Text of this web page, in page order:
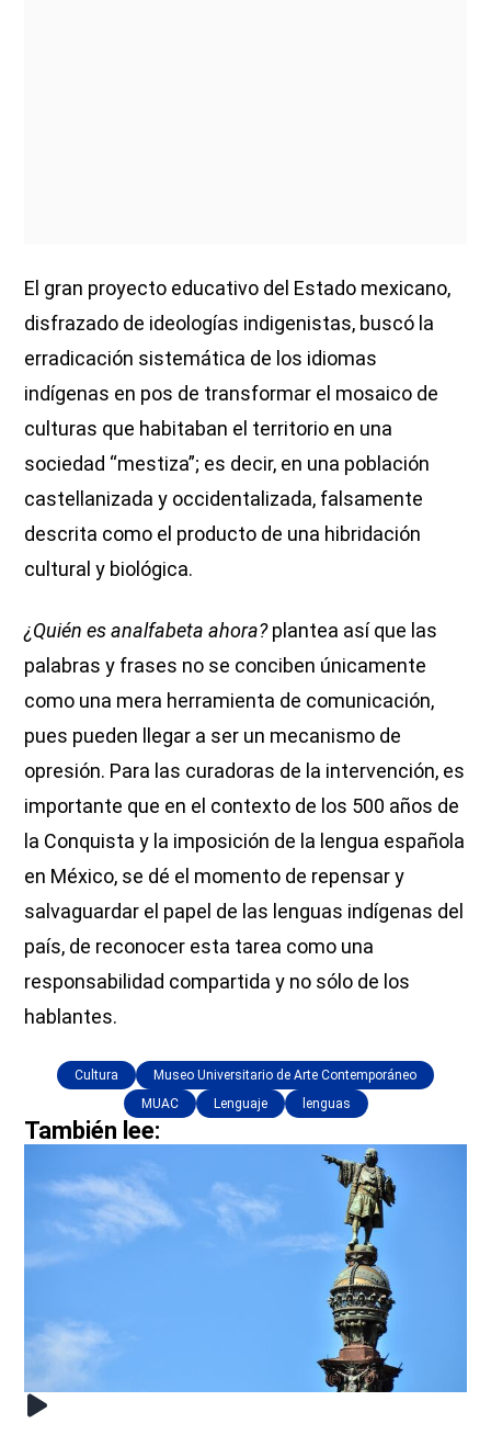
El gran proyecto educativo del Estado mexicano,
disfrazado de ideologías indigenistas, buscó la
erradicación sistemática de los idiomas
indígenas en pos de transformar el mosaico de
culturas que habitaban el territorio en una
sociedad “mestiza”; es decir, en una población
castellanizada y occidentalizada, falsamente
descrita como el producto de una hibridación
cultural y biológica.
¿Quién es analfabeta ahora?plantea así que las
palabras y frases no se conciben únicamente
como una mera herramienta de comunicación,
pues pueden llegar a ser un mecanismo de
opresión. Para las curadoras de la intervención, es
importante que en el contexto de los 500 años de
la Conquista y la imposición de la lengua española
en México, se dé el momento de repensar y
salvaguardar el papel de las lenguas indígenas del
país, de reconocer esta tarea como una
responsabilidad compartida y no sólo de los
hablantes.
Cultura
Museo Universitario de Arte Contemporáneo
MUAC
Lenguaje lenguas
También lee: